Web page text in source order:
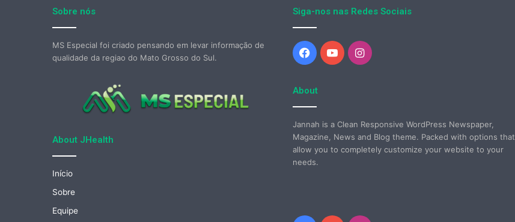
Sobre nós
MS Especial foi criado pensando em levar informação de
qualidade da regiao do Mato Grosso do Sul.
About JHealth
Início
Sobre
Equipe
Siga-nos nas Redes Sociais
Facebook
YouTubeInstagram
About
Jannah is a Clean Responsive WordPress Newspaper,
Magazine, News and Blog theme. Packed with options that
allow you to completely customize your website to your
needs.